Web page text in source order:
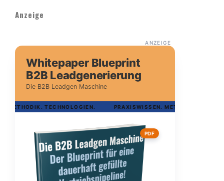
Anzeige